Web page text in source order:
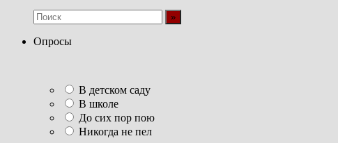
Опросы
В детском саду
В школе
До сих пор пою
Никогда не пел